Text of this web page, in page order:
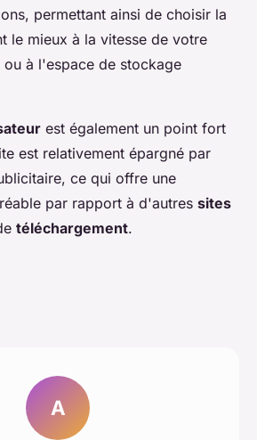
permettant ainsi de choisir la
le mieux à la vitesse de votre
à l'espace de stockage
est également un point fort
est relativement épargné par
ce qui offre une
par rapport à d'autres sites
téléchargement.
A